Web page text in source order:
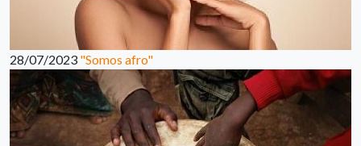
28/07/2023 "Somos afro"